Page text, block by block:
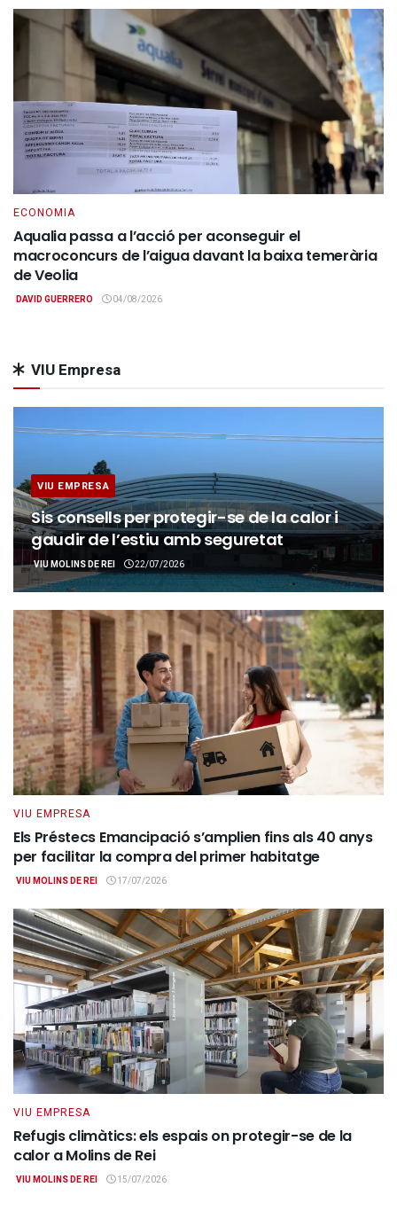
ECONOMIA
Aqualia passa a l’acció per aconseguir el
macroconcurs de l’aigua davant la baixa temerària
de Veolia
DAVID GUERRERO 04/08/2026
VIU Empresa
VIU EMPRESA
Sis consells per protegir-se de la calor i
gaudir de l’estiu amb seguretat
VIU MOLINS DE REI 22/07/2026
VIU EMPRESA
Els Préstecs Emancipació s’amplien fins als 40 anys
per facilitar la compra del primer habitatge
VIU MOLINS DE REI 17/07/2026
VIU EMPRESA
Refugis climàtics: els espais on protegir-se de la
calor a Molins de Rei
VIU MOLINS DE REI 15/07/2026